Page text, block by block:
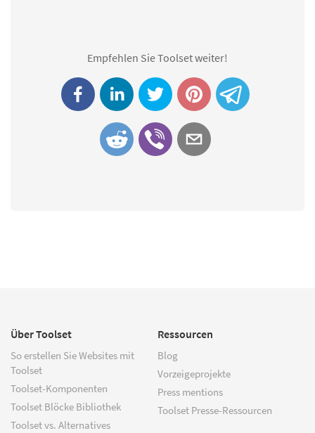
Empfehlen Sie Toolset weiter!
Über Toolset
So erstellen Sie Websites mit
Toolset
Toolset-Komponenten
Toolset Blöcke Bibliothek
Toolset vs. Alternatives
Ressourcen
Blog
Vorzeigeprojekte
Press mentions
Toolset Presse-Ressourcen